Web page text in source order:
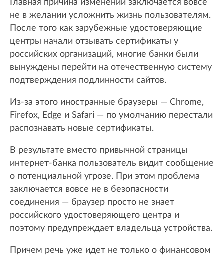
Главная причина изменений заключается вовсе
не в желании усложнить жизнь пользователям.
После того как зарубежные удостоверяющие
центры начали отзывать сертификаты у
российских организаций, многие банки были
вынуждены перейти на отечественную систему
подтверждения подлинности сайтов.
Из-за этого иностранные браузеры — Chrome,
Firefox, Edge и Safari — по умолчанию перестали
распознавать новые сертификаты.
В результате вместо привычной страницы
интернет-банка пользователь видит сообщение
о потенциальной угрозе. При этом проблема
заключается вовсе не в безопасности
соединения — браузер просто не знает
российского удостоверяющего центра и
поэтому предупреждает владельца устройства.
Причем речь уже идет не только о финансовом